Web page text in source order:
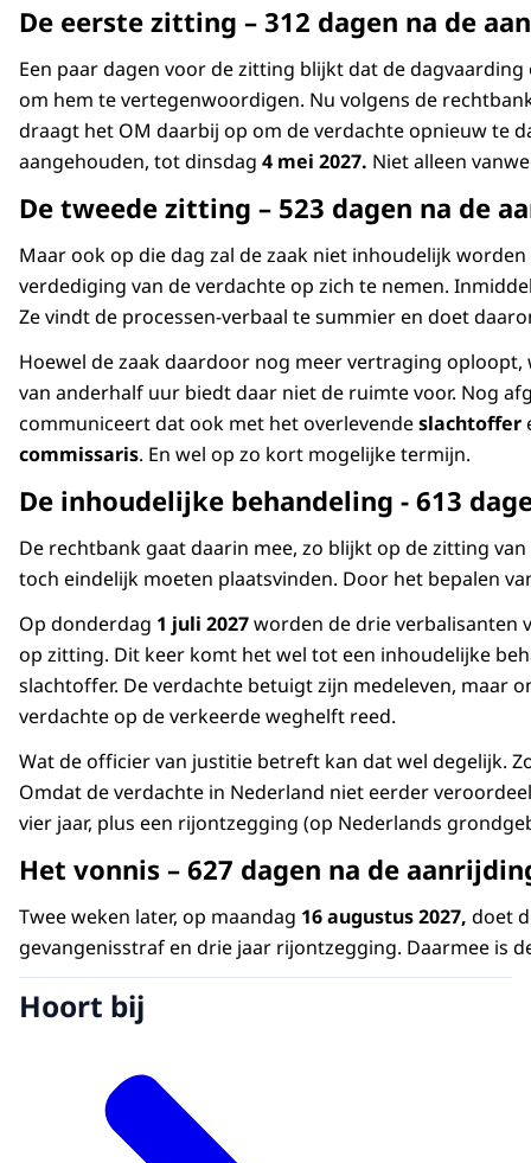
De eerste zitting – 312 dagen na de
Een paar dagen voor de zitting blijkt dat de
om hem te vertegenwoordigen. Nu volgens de
draagt het OM daarbij op om de verdachte opnieuw te
aangehouden, tot dinsdag 4 mei 2027. Niet alleen
De tweede zitting – 523 dagen na de
Maar ook op die dag zal de zaak niet inhoudelijk
verdediging van de verdachte op zich te nemen.
Ze vindt de processen-verbaal te summier en doet
Hoewel de zaak daardoor nog meer vertraging
van anderhalf uur biedt daar niet de ruimte voor. Nog
communiceert dat ook met het overlevendeslachtoffer
commissaris. En wel op zo kort mogelijke termijn.
De inhoudelijke behandeling - 613
De rechtbank gaat daarin mee, zo blijkt op de zitting
toch eindelijk moeten plaatsvinden. Door het bepalen
Op donderdag 1 juli 2027worden de drie verbalisanten
op zitting. Dit keer komt het wel tot een inhoudelijke
slachtoffer. De verdachte betuigt zijn medeleven, maar
verdachte op de verkeerde weghelft reed.
Wat de officier van justitie betreft kan dat wel degelijk.
Omdat de verdachte in Nederland niet eerder
vier jaar, plus een rijontzegging (op Nederlands
Het vonnis – 627 dagen na de
Twee weken later, op maandag 16 augustus 2027, doet
gevangenisstraf en drie jaar rijontzegging. Daarmee is
Hoort bij